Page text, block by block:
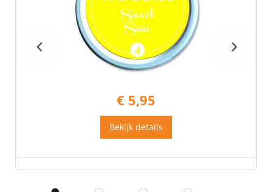
€ 5,95
Bekijk details